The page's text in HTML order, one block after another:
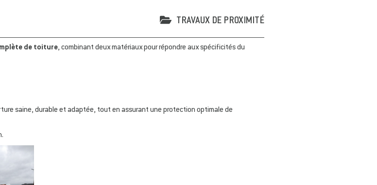
TRAVAUX DE PROXIMITÉ
de toiture, combinant deux matériaux pour répondre aux spécificités du
saine, durable et adaptée, tout en assurant une protection optimale de